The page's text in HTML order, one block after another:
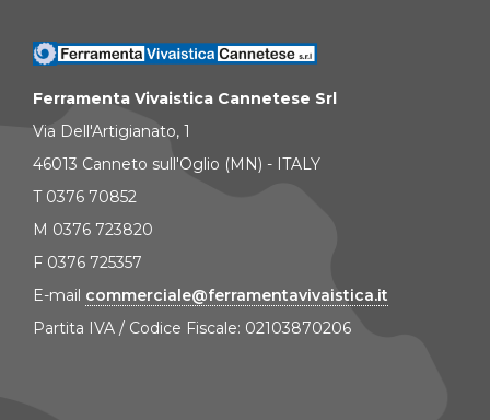
Ferramenta Vivaistica Cannetese Srl
Via Dell'Artigianato, 1
46013 Canneto sull'Oglio (MN) - ITALY
T 0376 70852
M 0376 723820
F 0376 725357
E-mail commerciale@ferramentavivaistica.it
Partita IVA / Codice Fiscale: 02103870206